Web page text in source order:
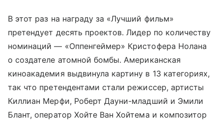
В этот раз на награду за «Лучший фильм»
претендует десять проектов. Лидер по количеству
номинаций — «Оппенгеймер» Кристофера Нолана
о создателе атомной бомбы. Американская
киноакадемия выдвинула картину в 13 категориях,
так что претендентами стали режиссер, артисты
Киллиан Мерфи, Роберт Дауни-младший и Эмили
Блант, оператор Хойте Ван Хойтема и композитор